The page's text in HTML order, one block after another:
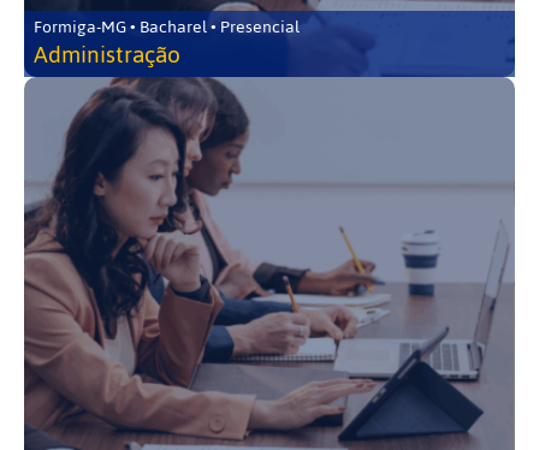
Formiga-MG • Bacharel • Presencial
Administração